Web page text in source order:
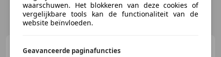
Citroen C3
waarschuwen. Het blokkeren van deze cookies of
vergelijkbare tools kan de functionaliteit van de
website beïnvloeden.
Geavanceerde paginafuncties